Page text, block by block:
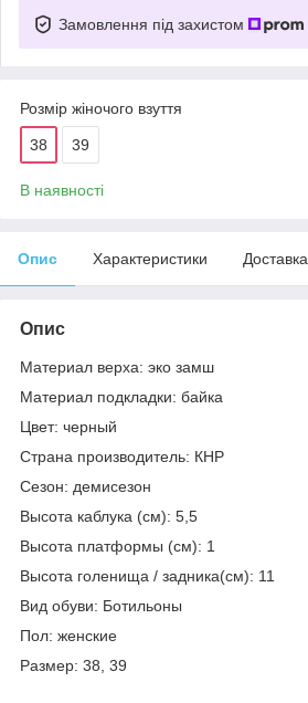
Замовлення під захистом
Розмір жіночого взуття
38 39
В наявності
Опис Характеристики Доставка
Опис
Материал верха: эко замш
Материал подкладки: байка
Цвет: черный
Страна производитель: КНР
Сезон: демисезон
Высота каблука (см): 5,5
Высота платформы (см): 1
Высота голенища / задника(см): 11
Вид обуви: Ботильоны
Пол: женские
Размер: 38, 39